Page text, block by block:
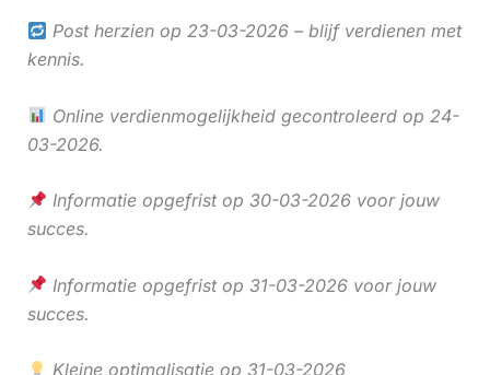
Post herzien op 23-03-2026 – blijf verdienen met
kennis.
Online verdienmogelijkheid gecontroleerd op 24-
03-2026.
Informatie opgefrist op 30-03-2026 voor jouw
succes.
Informatie opgefrist op 31-03-2026 voor jouw
succes.
Kleine optimalisatie op 31-03-2026